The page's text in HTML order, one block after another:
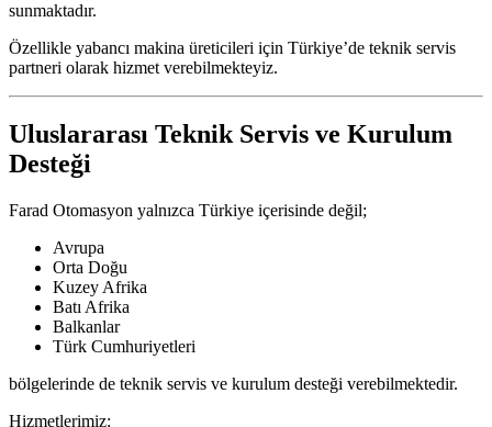
sunmaktadır.
Özellikle yabancı makina üreticileri için Türkiye’de teknik servis
partneri olarak hizmet verebilmekteyiz.
Uluslararası Teknik Servis ve Kurulum
Desteği
Farad Otomasyon yalnızca Türkiye içerisinde değil;
Avrupa
Orta Doğu
Kuzey Afrika
Batı Afrika
Balkanlar
Türk Cumhuriyetleri
bölgelerinde de teknik servis ve kurulum desteği verebilmektedir.
Hizmetlerimiz: